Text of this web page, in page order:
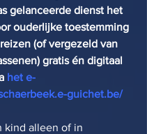
gelanceerde dienst het
ouderlijke toestemming
(of vergezeld van
gratis én digitaal
het e-
guichet.be/
kind alleen of in